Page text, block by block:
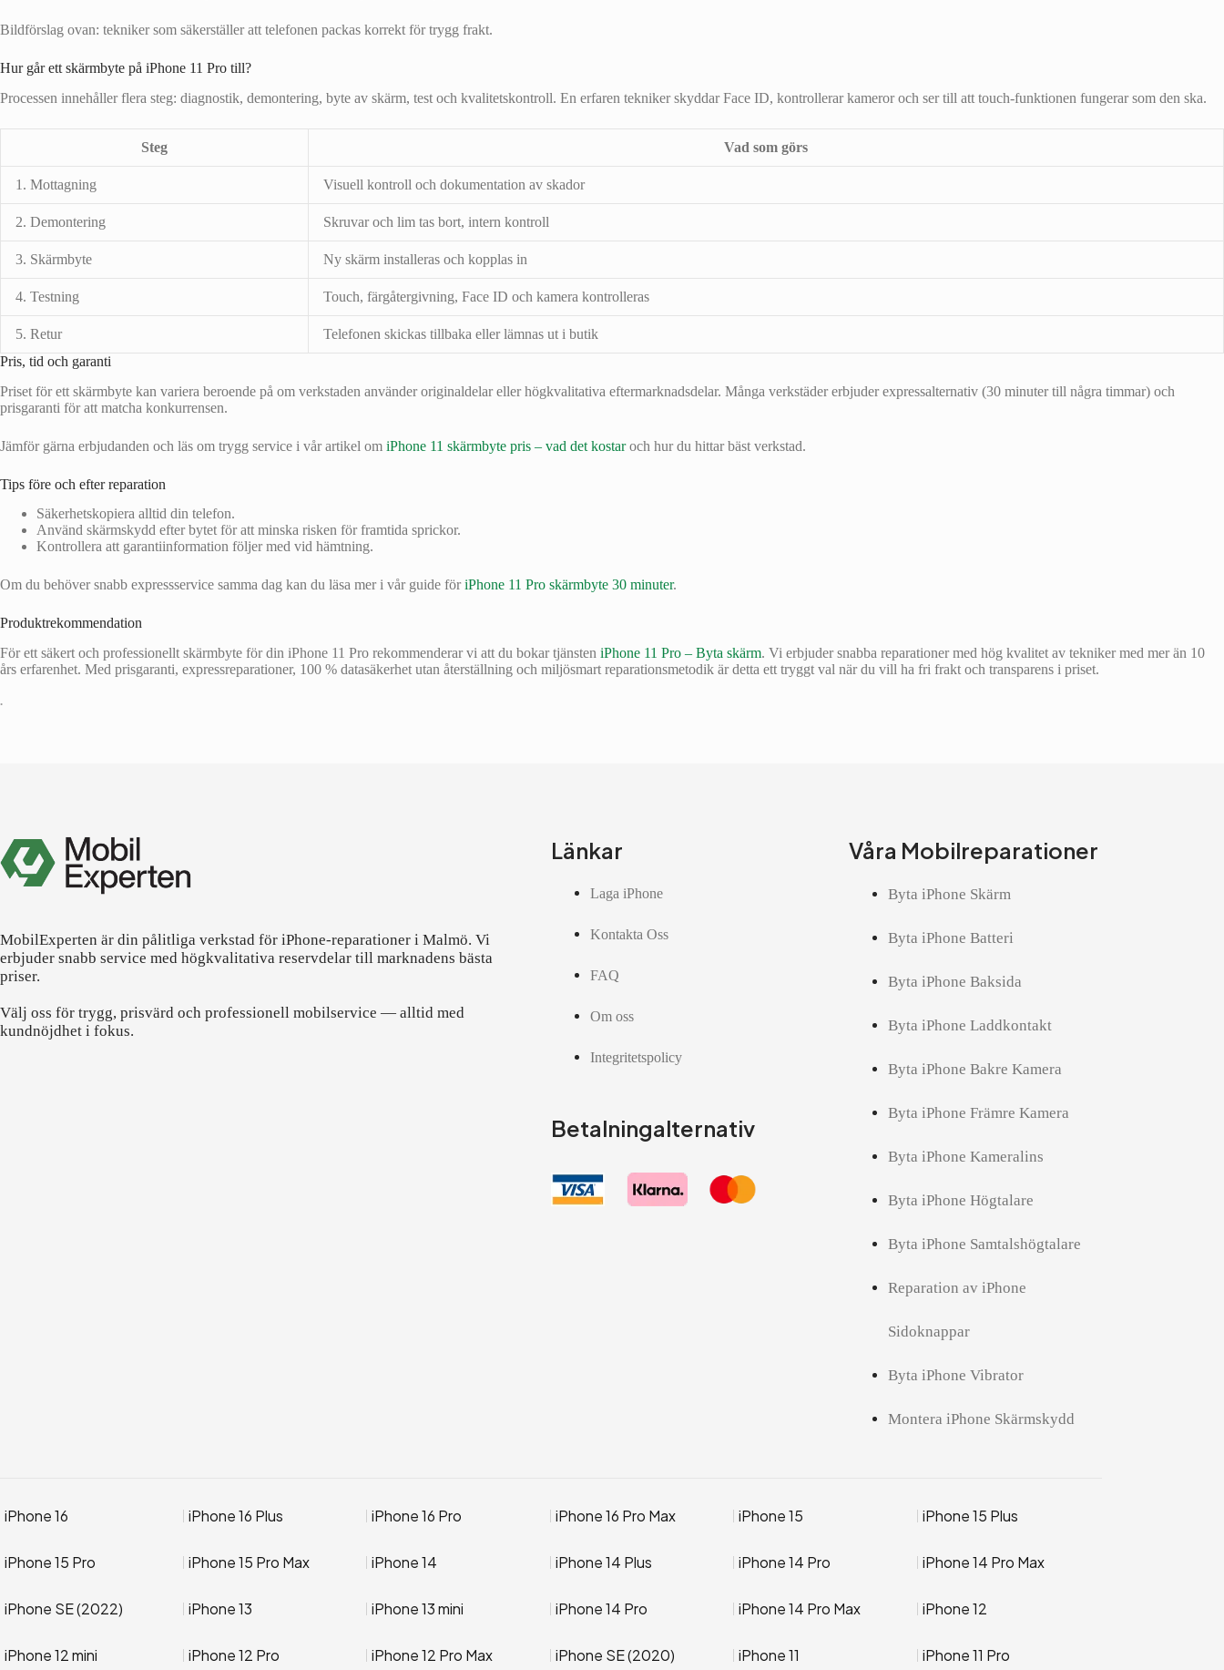
Bildförslag ovan: tekniker som säkerställer att telefonen packas korrekt för trygg frakt.
Hur går ett skärmbyte på iPhone 11 Pro till?
Processen innehåller flera steg: diagnostik, demontering, byte av skärm, test och kvalitetskontroll. En erfaren tekniker skyddar Face ID, kontrollerar kameror och ser till att touch‑funktionen fungerar som den ska.
Steg Vad som görs
1. Mottagning Visuell kontroll och dokumentation av skador
2. Demontering Skruvar och lim tas bort, intern kontroll
3. Skärmbyte Ny skärm installeras och kopplas in
4. Testning Touch, färgåtergivning, Face ID och kamera kontrolleras
5. Retur
Telefonen skickas tillbaka eller lämnas ut i butik
Pris, tid och garanti
Priset för ett skärmbyte kan variera beroende på om verkstaden använder originaldelar eller högkvalitativa eftermarknadsdelar. Många verkstäder erbjuder expressalternativ (30 minuter till några timmar) och
prisgaranti för att matcha konkurrensen.
Jämför gärna erbjudanden och läs om trygg service i vår artikel om iPhone 11 skärmbyte pris – vad det kostaroch hur du hittar bäst verkstad.
Tips före och efter reparation
Säkerhetskopiera alltid din telefon.
Använd skärmskydd efter bytet för att minska risken för framtida sprickor.
Kontrollera att garantiinformation följer med vid hämtning.
Om du behöver snabb expressservice samma dag kan du läsa mer i vår guide föriPhone 11 Pro skärmbyte 30 minuter.
Produktrekommendation
För ett säkert och professionellt skärmbyte för din iPhone 11 Pro rekommenderar vi att du bokar tjänsten iPhone 11 Pro – Byta skärm. Vi erbjuder snabba reparationer med hög kvalitet av tekniker med mer än 10
års erfarenhet. Med prisgaranti, expressreparationer, 100 % datasäkerhet utan återställning och miljösmart reparationsmetodik är detta ett tryggt val när du vill ha fri frakt och transparens i priset.
•
MobilExperten är din pålitliga verkstad för iPhone-reparationer i Malmö. Vi
erbjuder snabb service med högkvalitativa reservdelar till marknadens bästa
priser.
Välj oss för trygg, prisvärd och professionell mobilservice — alltid med
kundnöjdhet i fokus.
Länkar
Laga iPhone
Kontakta Oss
FAQ
Om oss
Integritetspolicy
Betalningalternativ
Våra Mobilreparationer
Byta iPhone Skärm
Byta iPhone Batteri
Byta iPhone Baksida
Byta iPhone Laddkontakt
Byta iPhone Bakre Kamera
Byta iPhone Främre Kamera
Byta iPhone Kameralins
Byta iPhone Högtalare
Byta iPhone Samtalshögtalare
Reparation av iPhone
Sidoknappar
Byta iPhone Vibrator
Montera iPhone Skärmskydd
iPhone 16 iPhone 16 Plus iPhone 16 Pro iPhone 16 Pro Max iPhone 15 iPhone 15 Plus
iPhone 15 Pro iPhone 15 Pro Max iPhone 14 iPhone 14 Plus iPhone 14 Pro iPhone 14 Pro Max
iPhone SE (2022) iPhone 13 iPhone 13 mini iPhone 14 Pro iPhone 14 Pro Max iPhone 12
iPhone 12 mini iPhone 12 Pro iPhone 12 Pro Max iPhone SE (2020) iPhone 11 iPhone 11 Pro